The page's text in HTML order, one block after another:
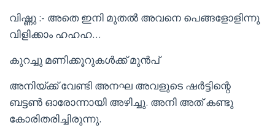
വിഷ്ണു :- അതെ ഇനി മുതൽ അവനെ പെങ്ങളോളിന്നു
വിളിക്കാം ഹഹഹ…
കുറച്ചു മണിക്കൂറുകൾക്ക് മുൻപ്
അനിയ്ക്ക് വേണ്ടി അനഘ അവളുടെ ഷർട്ടിന്റെ
ബട്ടൺ ഓരോന്നായി അഴിച്ചു. അനി അത് കണ്ടു
കോരിതരിച്ചിരുന്നു.